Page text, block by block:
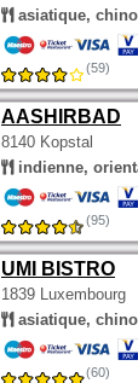
asiatique,
(59)
AASHIRBAD
8140 Kopstal
indienne,
(95)
UMI BISTRO
1839 Luxembourg
asiatique,
(60)